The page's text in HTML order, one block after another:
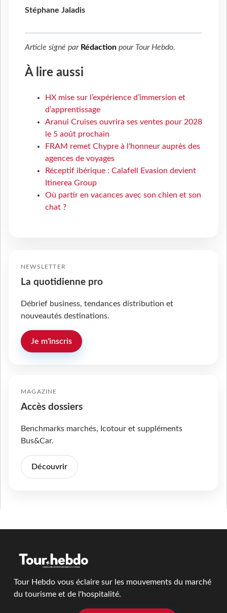
Stéphane Jaladis
Article signé par Rédaction pour Tour Hebdo.
À lire aussi
HX mise sur l’expérience d’immersion et
d’apprentissage
Aranui Cruises ouvrira ses ventes pour 2028
le 5 août prochain
FRAM remet Chypre à l'honneur auprès des
agences de voyages
Réceptif ibérique : Calafell Evasion devient
Itinerea Group
Où partir en vacances avec son chien et son
chat ?
NEWSLETTER
La quotidienne pro
Débrief business, tendances distribution et
nouveautés destinations.
Je m'inscris
MAGAZINE
Accès dossiers
Benchmarks marchés, Icotour et suppléments
Bus&Car.
Découvrir
Tour Hebdo vous éclaire sur les mouvements du marché
du tourisme et de l'hospitalité.